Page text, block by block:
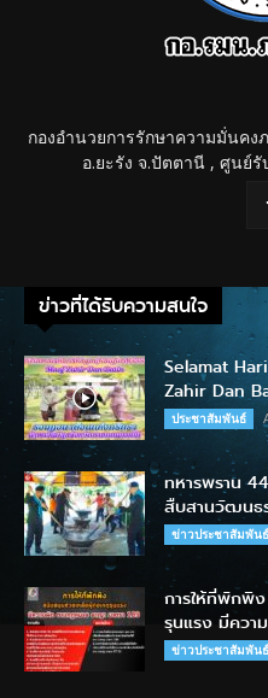
กองอำนวยการรักษาความมั่นค
อ.ยะรัง จ.ปัตตานี , ศูนย์รั
ข่าวที่ได้รับความสนใจ
Selamat
Zahir Dan
ประชาสัมพันธ์
ทหารพราน
สืบสานวัฒนธ
ข่าวประชาสัมพันธ์
การให้ที่พักพิ
รุนแรง มีควา
ข่าวประชาสัมพันธ์